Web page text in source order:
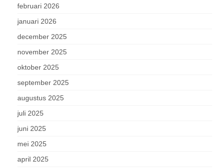
februari 2026
januari 2026
december 2025
november 2025
oktober 2025
september 2025
augustus 2025
juli 2025
juni 2025
mei 2025
april 2025